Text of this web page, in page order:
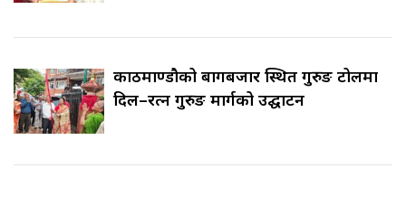
काठमाण्डौको बागबजार स्थित गुरुङ टोलमा
दिल–रत्न गुरुङ मार्गको उद्घाटन